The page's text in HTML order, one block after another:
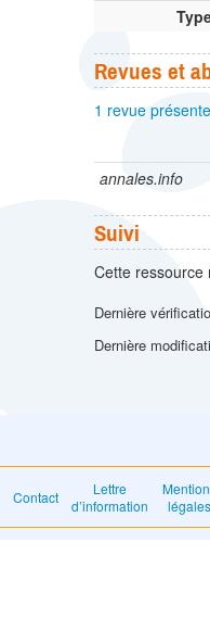
Revues et
1 revue
annales.info
Suivi
Cette ressource
Dernière
Dernière
Contact
Lettre
d’information
légales